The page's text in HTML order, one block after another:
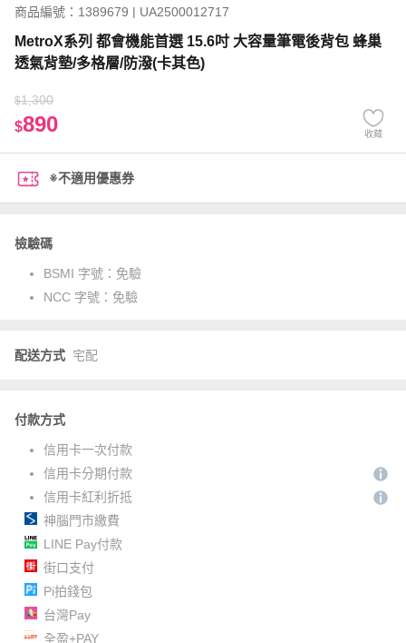
商品編號：1389679 | UA2500012717
MetroX系列 都會機能首選 15.6吋 大容量筆電後背包 蜂巢
透氣背墊/多格層/防潑(卡其色)
$1,300
$890 收藏
※不適用優惠券
檢驗碼
BSMI 字號： 免驗
NCC 字號： 免驗
配送方式 宅配
付款方式
信用卡一次付款
信用卡分期付款
信用卡紅利折抵
神腦門市繳費
LINE Pay付款
街口支付
Pi拍錢包
台灣Pay
全盈+PAY